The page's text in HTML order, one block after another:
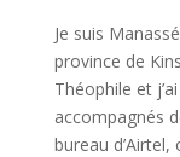
Je suis
province de
Théophile et
accompagnés
bureau d’Airtel,